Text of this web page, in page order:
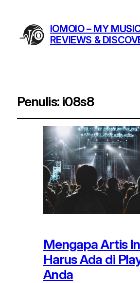
IOMOIO – MY
REVIEWS &
Penulis: i08s8
Mengapa Artis
Harus Ada di
Anda